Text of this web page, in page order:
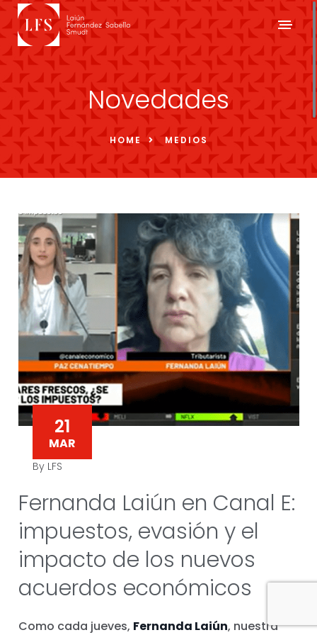
Novedades
HOME MEDIOS
21
MAR
By LFS
Fernanda Laiún en Canal E:
impuestos, evasión y el
impacto de los nuevos
acuerdos económicos
Como cada jueves, Fernanda Laiún, nuestra